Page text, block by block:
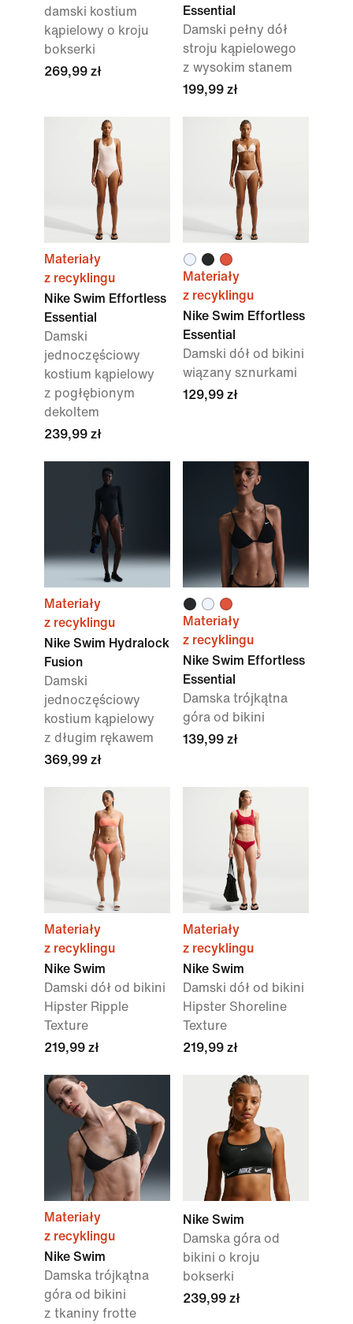
damski kostium
kąpielowy o kroju
bokserki
269,99 zł
Essential
Damski pełny dół
stroju kąpielowego
z wysokim stanem
199,99 zł
Materiały
z recyklingu
Nike Swim Effortless
Essential
Damski
jednoczęściowy
kostium kąpielowy
z pogłębionym
dekoltem
239,99 zł
Materiały
z recyklingu
Nike Swim Effortless
Essential
Damski dół od bikini
wiązany sznurkami
129,99 zł
Materiały
z recyklingu
Nike Swim Hydralock
Fusion
Damski
jednoczęściowy
kostium kąpielowy
z długim rękawem
369,99 zł
Materiały
z recyklingu
Nike Swim Effortless
Essential
Damska trójkątna
góra od bikini
139,99 zł
Materiały
z recyklingu
Nike Swim
Damski dół od bikini
Hipster Ripple
Texture
219,99 zł
Materiały
z recyklingu
Nike Swim
Damski dół od bikini
Hipster Shoreline
Texture
219,99 zł
Materiały
z recyklingu
Nike Swim
Damska trójkątna
góra od bikini
z tkaniny frotte
Nike Swim
Damska góra od
bikini o kroju
bokserki
239,99 zł